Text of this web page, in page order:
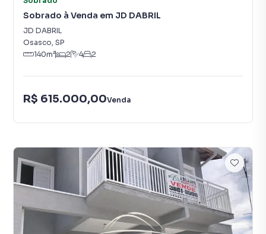
Sobrado à Venda em JD DABRIL
JD DABRIL
Osasco, SP
140m² 2 4 2
R$ 615.000,00Venda